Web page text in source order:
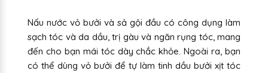
Nấu nước vỏ bưởi và sả gội đầu có công dụng làm
sạch tóc và da dầu, trị gàu và ngăn rụng tóc, mang
đến cho bạn mái tóc dày chắc khỏe. Ngoài ra, bạn
có thể dùng vỏ bưởi để tự làm tinh dầu bưởi xịt tóc